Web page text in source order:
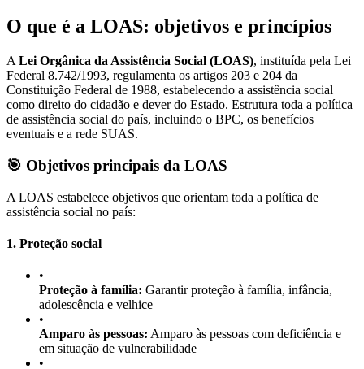
O que é a LOAS: objetivos e princípios
A Lei Orgânica da Assistência Social (LOAS), instituída pela Lei
Federal 8.742/1993, regulamenta os artigos 203 e 204 da
Constituição Federal de 1988, estabelecendo a assistência social
como direito do cidadão e dever do Estado. Estrutura toda a política
de assistência social do país, incluindo o BPC, os benefícios
eventuais e a rede SUAS.
🎯 Objetivos principais da LOAS
A LOAS estabelece objetivos que orientam toda a política de
assistência social no país:
1. Proteção social
•
Proteção à família: Garantir proteção à família, infância,
adolescência e velhice
•
Amparo às pessoas: Amparo às pessoas com deficiência e
em situação de vulnerabilidade
•